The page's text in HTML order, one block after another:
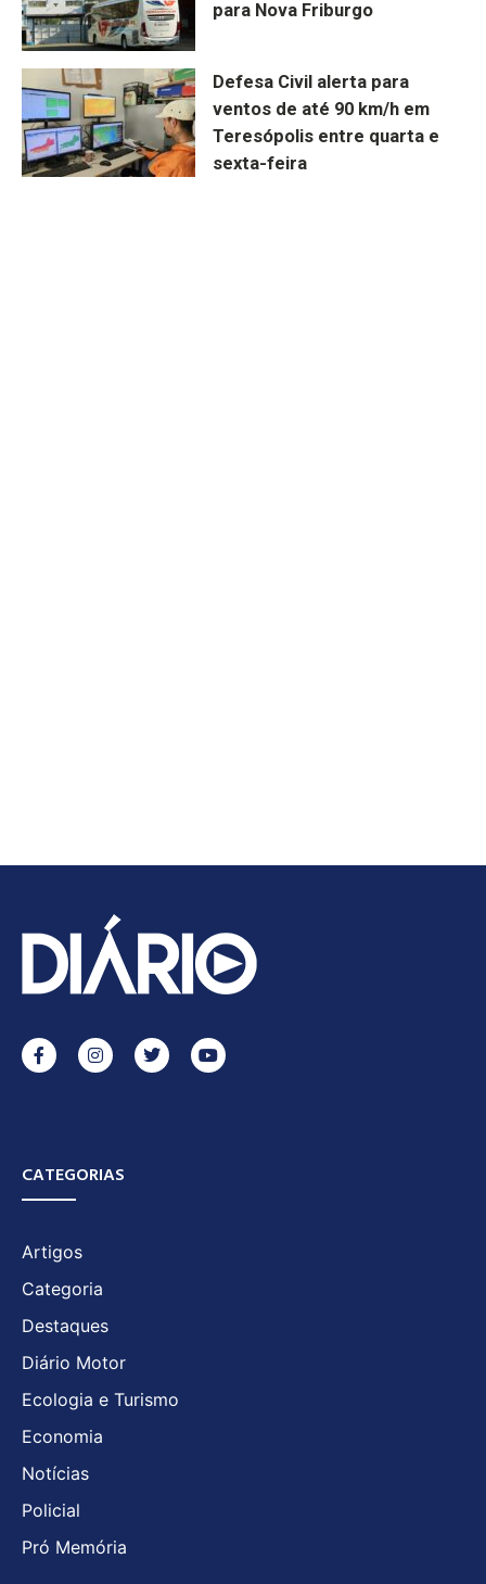
para Nova Friburgo
Defesa Civil alerta para
ventos de até 90 km/h em
Teresópolis entre quarta e
sexta-feira
CATEGORIAS
Artigos
Categoria
Destaques
Diário Motor
Ecologia e Turismo
Economia
Notícias
Policial
Pró Memória